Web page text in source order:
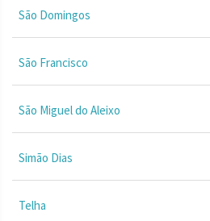
São Domingos
São Francisco
São Miguel do Aleixo
Simão Dias
Telha